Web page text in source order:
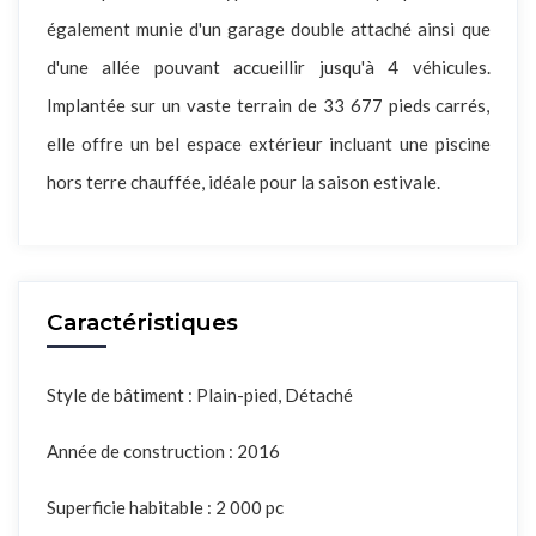
également munie d'un garage double attaché ainsi que
d'une allée pouvant accueillir jusqu'à 4 véhicules.
Implantée sur un vaste terrain de 33 677 pieds carrés,
elle offre un bel espace extérieur incluant une piscine
hors terre chauffée, idéale pour la saison estivale.
Caractéristiques
Style de bâtiment : Plain-pied, Détaché
Année de construction : 2016
Superficie habitable : 2 000 pc